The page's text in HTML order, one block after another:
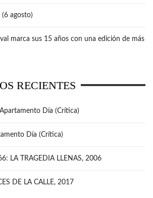
(6 agosto)
marca sus 15 años con una edición de más
RECIENTES
Día (Crítica)
Día (Crítica)
LA TRAGEDIA LLENAS, 2006
DE LA CALLE, 2017